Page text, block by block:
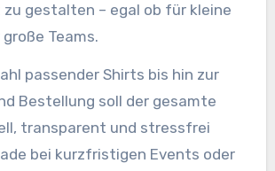
gestalten – egal ob für kleine
Teams.
passender Shirts bis hin zur
Bestellung soll der gesamte
transparent und stressfrei
bei kurzfristigen Events oder